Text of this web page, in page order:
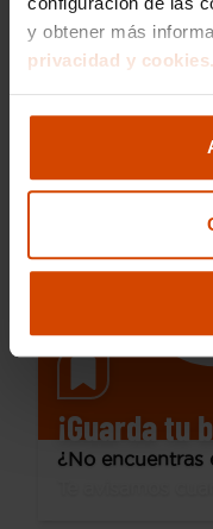
y obtener más
privacidad y cookies.
Desde 93 € /mes*
Citroen C4
PureTech 60KW
2017
¡Guarda tu
¿No encuentras